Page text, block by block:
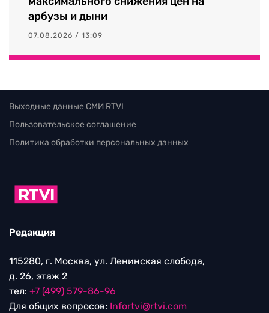
арбузы и дыни
07.08.2026 / 13:09
Выходные данные СМИ RTVI
Пользовательское соглашение
Политика обработки персональных данных
Редакция
115280, г. Москва, ул. Ленинская слобода,
д. 26, этаж 2
тел: +7 (499) 579-86-96
Для общих вопросов: Infortvi@rtvi.com